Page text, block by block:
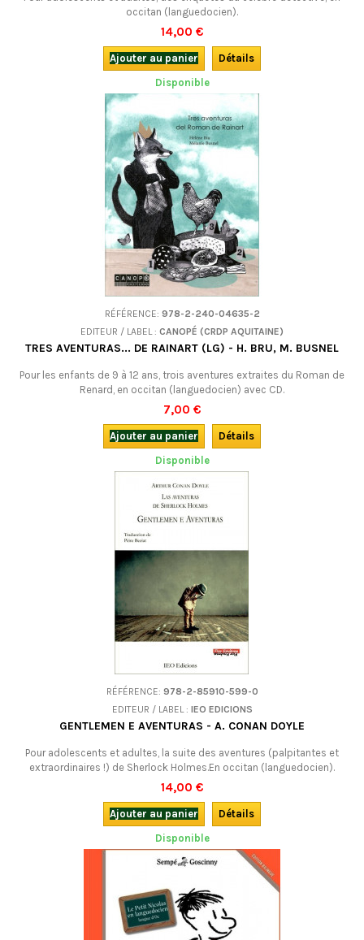
occitan (languedocien).
14,00 €
Ajouter au panier
Détails
Disponible
RÉFÉRENCE: 978-2-240-04635-2
EDITEUR / LABEL : CANOPÉ (CRDP AQUITAINE)
TRES AVENTURAS... DE RAINART (LG) - H. BRU, M. BUSNEL
Pour les enfants de 9 à 12 ans, trois aventures extraites du Roman de
Renard, en occitan (languedocien) avec CD.
7,00 €
Ajouter au panier
Détails
Disponible
RÉFÉRENCE: 978-2-85910-599-0
EDITEUR / LABEL : IEO EDICIONS
GENTLEMEN E AVENTURAS - A. CONAN DOYLE
Pour adolescents et adultes, la suite des aventures (palpitantes et
extraordinaires !) de Sherlock Holmes.En occitan (languedocien).
14,00 €
Ajouter au panier
Détails
Disponible